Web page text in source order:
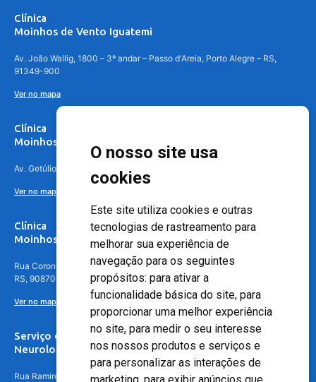
O nosso site usa
cookies
Este site utiliza cookies e outras
tecnologias de rastreamento para
melhorar sua experiência de
navegação para os seguintes
propósitos: para ativar a
funcionalidade básica do site, para
proporcionar uma melhor experiência
no site, para medir o seu interesse
nos nossos produtos e serviços e
para personalizar as interações de
Clínica
Moinhos de Vento Iguatemi
Av. João Wallig, 1800 – 3º andar – Passo d'Areia, Porto Alegre – RS,
91349-900
Ver no mapa
Clínica
Moinhos de Vento Canoas
Av. Getúlio Vargas, 4841 – Centro, Canoas – RS, 92010-010
Ver no mapa
Clínica
Moinhos de Vento - Teresópolis
Rua Coronel Aparício Borges, 250 - 3º andar - Teresópolis, Porto Alegre -
RS, 90870-016
Ver no mapa
Serviço de
Neurologia
Rua Ramiro Barcelos, 630 – 5º andar – Floresta, Porto Alegre – RS,